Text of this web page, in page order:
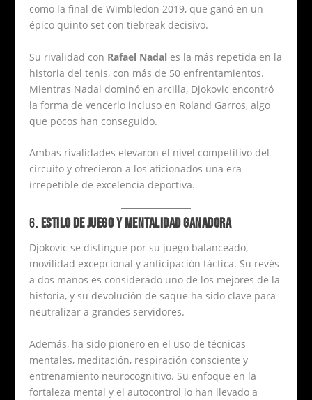
como la final de Wimbledon 2019, que ganó en un
épico quinto set con tiebreak decisivo.
Su rivalidad con Rafael Nadal es la más repetida en la
historia del tenis, con más de 50 enfrentamientos.
Mientras Nadal dominó en arcilla, Djokovic encontró
la forma de vencerlo incluso en Roland Garros, algo
que pocos han conseguido.
Ambas rivalidades elevaron el nivel competitivo del
circuito y ofrecieron a los aficionados una era
irrepetible de excelencia deportiva.
6. ESTILO DE JUEGO Y MENTALIDAD GANADORA
Djokovic se distingue por su juego balanceado,
movilidad excepcional y anticipación táctica. Su revés
a dos manos es considerado uno de los mejores de la
historia, y su devolución de saque ha sido clave para
neutralizar a grandes servidores.
Además, ha sido pionero en el uso de técnicas
mentales, meditación, respiración consciente y
entrenamiento neurocognitivo. Su enfoque en la
fortaleza mental y el autocontrol lo han llevado a